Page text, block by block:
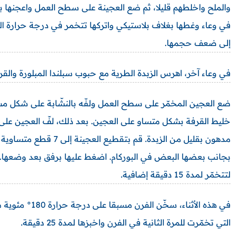
إلى ضعف حجمها.
في وعاء آخر، اهرس الزبدة الطرية مع حبوب سبلندا المبلورة
ضع العجين المخمّر على سطح العمل ولفّه بالنشّابة على
خليط القرفة بشكل متساو على العجين. بعد ذلك، لفّ العجين
مدهون بقليل من الزبدة.
بجانب بعضها البعض في البوركام. اضغط عليها برفق بعد
لتتخمّر لمدة 15 دقيقة إضافية.
في هذه
التي تخمّرت للمرة الثانية في الفرن واخبزها لمدة 25 دقيقة.